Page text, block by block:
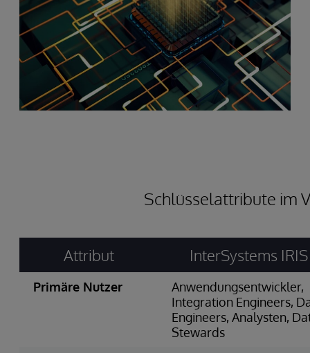
Schlüsselattribute im
Attribut InterSystems IRIS
Primäre Nutzer
Anwendungsentwickler,
Integration Engineers,
Engineers, Analysten,
Stewards